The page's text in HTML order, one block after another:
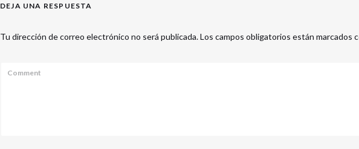
DEJA UNA RESPUESTA
Tu dirección de correo electrónico no será publicada.Los campos obligatorios están marcados